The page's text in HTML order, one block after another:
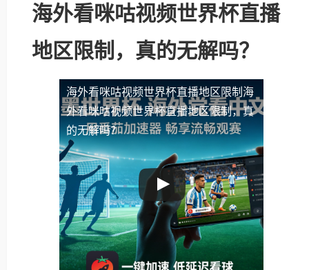
海外看咪咕视频世界杯直播
地区限制，真的无解吗？
海外看咪咕视频世界杯直播地区限制 海
外看咪咕视频世界杯直播地区限制，真
的无解吗？